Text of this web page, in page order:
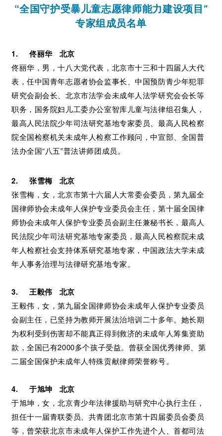
“全国守护受暴儿童志愿律师能力建设项目”
专家组成员名单
1. 佟丽华 北京
佟丽华，男，十八大党代表，北京市十三和十四届人大代
表，任中国青年志愿者协会监事长、中国预防青少年犯罪
研究会副会长、北京市法学会未成年人法学研究会会长等
职务，国务院妇儿工委办公室智库儿童与法律组召集人，
最高人民法院少年司法研究基地专家委员、最高人民检察
院全国检察机关未成年人检察工作顾问，中宣部、全国普
法办全国“八五”普法讲师团成员。
2. 张雪梅 北京
张雪梅，女，北京市第十六届人大常委会委员，第九届全
国律师协会未成年人保护专业委员会主任，第十届全国律
师协会未成年人保护专业委员会副主任兼秘书长，最高人
民法院少年司法研究基地专家委员，最高人民检察院未成
年人检察社会支持体系研究基地专家，中国政法大学未成
年人事务治理与法律研究基地专家。
3. 王毅伟 北京
王毅伟，女，第九届全国律师协会未成年人保护专业委员
会副主任，已坚持为教师开展法治培训二十多年。她长期
为权利受到伤害却不能真正得到救济的未成年人筹集资助
款，全国已有2000多个孩子受益。曾获全国优秀律师、第
二届全国保护未成年人特殊贡献律师荣誉称号。
4. 于旭坤 北京
于旭坤，女，北京青少年法律援助与研究中心执行主任，
担任十一届青联委员、共青团北京市第十四届委员会委员
等，曾荣获北京市未成年人保护工作先进个人、首都司法